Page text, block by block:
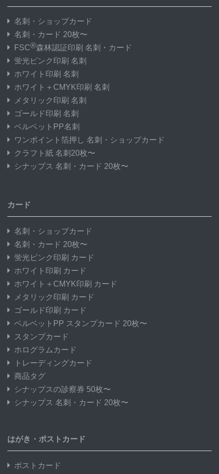
名刺・ショップカード
名刺・カード 20枚〜
FSC®森林認証印刷 名刺・カード
蛍光ピンク印刷 名刺
ホワイト印刷 名刺
ホワイト＋CMYK印刷 名刺
メタリック印刷 名刺
ゴールド印刷 名刺
ベルベットPP名刺
ワンポイント箔押し 名刺・ショップカード
クラフト紙 名刺20枚〜
シナップス 名刺・カード 20枚〜
カード
名刺・ショップカード
名刺・カード 20枚〜
蛍光ピンク印刷 カード
ホワイト印刷 カード
ホワイト＋CMYK印刷 カード
メタリック印刷 カード
ゴールド印刷 カード
ベルベットPP スタンプカード 20枚〜
スタンプカード
ホログラムカード
トレーディングカード
商品タグ
シナップスの診察券 50枚〜
シナップス 名刺・カード 20枚〜
はがき・ポストカード
ポストカード